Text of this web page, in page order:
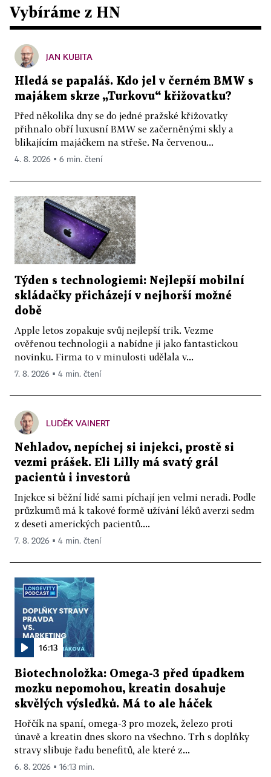
Vybíráme z HN
JAN KUBITA
Hledá se papaláš. Kdo jel v černém BMW s
majákem skrze „Turkovu“ křižovatku?
Před několika dny se do jedné pražské křižovatky
přihnalo obří luxusní BMW se začerněnými skly a
blikajícím majáčkem na střeše. Na červenou...
4. 8. 2026 ▪ 6 min. čtení
Týden s technologiemi: Nejlepší mobilní
skládačky přicházejí v nejhorší možné
době
Apple letos zopakuje svůj nejlepší trik. Vezme
ověřenou technologii a nabídne ji jako fantastickou
novinku. Firma to v minulosti udělala v...
7. 8. 2026 ▪ 4 min. čtení
LUDĚK VAINERT
Nehladov, nepíchej si injekci, prostě si
vezmi prášek. Eli Lilly má svatý grál
pacientů i investorů
Injekce si běžní lidé sami píchají jen velmi neradi. Podle
průzkumů má k takové formě užívání léků averzi sedm
z deseti amerických pacientů....
7. 8. 2026 ▪ 4 min. čtení
16:13
Biotechnoložka: Omega-3 před úpadkem
mozku nepomohou, kreatin dosahuje
skvělých výsledků. Má to ale háček
Hořčík na spaní, omega-3 pro mozek, železo proti
únavě a kreatin dnes skoro na všechno. Trh s doplňky
stravy slibuje řadu benefitů, ale které z...
6. 8. 2026 ▪ 16:13 min.